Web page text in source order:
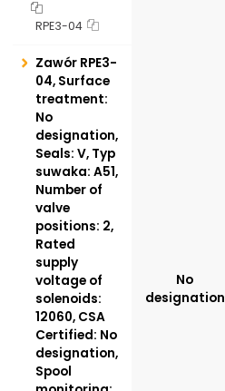
RPE3-04
Zawór RPE3-
04, Surface
treatment:
No
designation,
Seals: V, Typ
suwaka: A51,
Number of
valve
positions: 2,
Rated
supply
voltage of
solenoids:
12060, CSA
Certified: No
designation,
Spool
No
designation